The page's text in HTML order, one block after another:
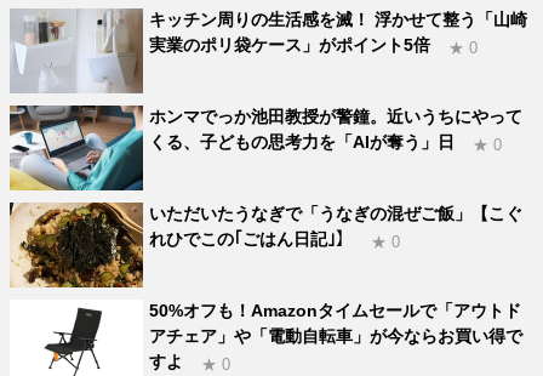
キッチン周りの生活感を滅！ 浮かせて整う「山崎
実業のポリ袋ケース」がポイント5倍
★ 0
ホンマでっか池田教授が警鐘。近いうちにやって
くる、子どもの思考力を「AIが奪う」日
★ 0
いただいたうなぎで「うなぎの混ぜご飯」【こぐ
れひでこの｢ごはん日記｣】
★ 0
50%オフも！Amazonタイムセールで「アウトド
アチェア」や「電動自転車」が今ならお買い得で
すよ
★ 0